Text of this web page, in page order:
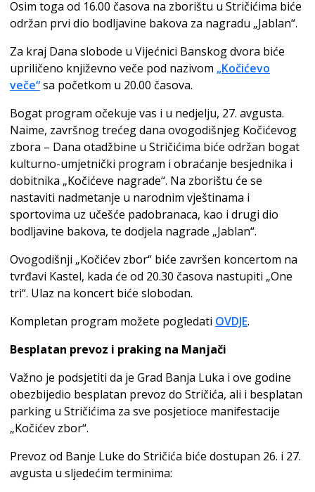
Osim toga od 16.00 časova na zborištu u Stričićima biće
održan prvi dio bodljavine bakova za nagradu „Jablan“.
Za kraj Dana slobode u Vijećnici Banskog dvora biće
upriličeno književno veče pod nazivom „Kočićevo
veče“sa početkom u 20.00 časova.
Bogat program očekuje vas i u nedjelju, 27. avgusta.
Naime, završnog trećeg dana ovogodišnjeg Kočićevog
zbora – Dana otadžbine u Stričićima biće održan bogat
kulturno-umjetnički program i obraćanje besjednika i
dobitnika „Kočićeve nagrade“. Na zborištu će se
nastaviti nadmetanje u narodnim vještinama i
sportovima uz učešće padobranaca, kao i drugi dio
bodljavine bakova, te dodjela nagrade „Jablan“.
Ovogodišnji „Kočićev zbor“ biće završen koncertom na
tvrđavi Kastel, kada će od 20.30 časova nastupiti „One
tri“. Ulaz na koncert biće slobodan.
Kompletan program možete pogledati OVDJE.
Besplatan prevoz i praking na Manjači
Važno je podsjetiti da je Grad Banja Luka i ove godine
obezbijedio besplatan prevoz do Stričića, ali i besplatan
parking u Stričićima za sve posjetioce manifestacije
„Kočićev zbor“.
Prevoz od Banje Luke do Stričića biće dostupan 26. i 27.
avgusta u sljedećim terminima: